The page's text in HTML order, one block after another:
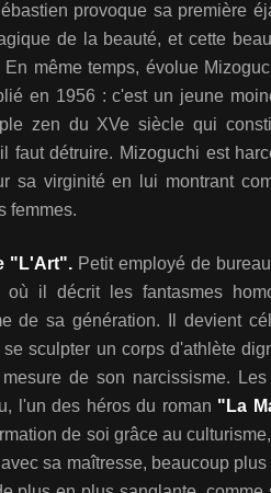
provoque sa première
de la beauté, et cette
même temps, évolue
en 1956 : c'est un jeune
zen du XVe siècle qui
faut détruire. Mizoguchi est
sa virginité en lui montrant
femmes.
"L'Art". Petit employé de
où il décrit les fantasmes
de sa génération. Il devient
sculpter un corps d'athlète
de son narcissisme.
l'un des héros du roman "La
de soi grâce au
sa maîtresse, beaucoup